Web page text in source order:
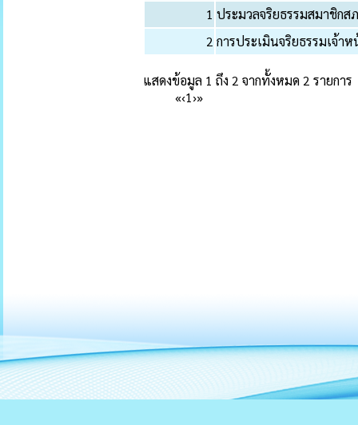
1 ประมวลจริยธรรมสมาชิกส
2 การประเมินจริยธรรมเจ้า
แสดงข้อมูล 1 ถึง 2 จากทั้งหมด 2 รายการ
«‹1›»